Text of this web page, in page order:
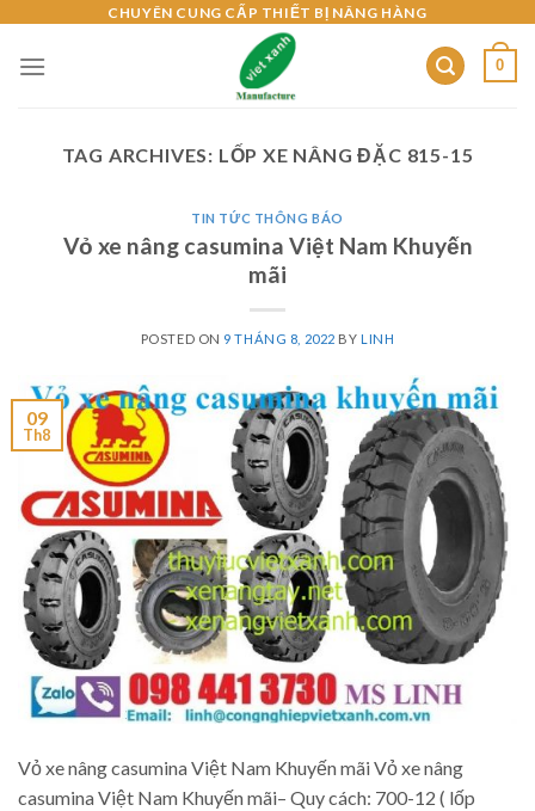
content
CHUYÊN CUNG CẤP THIẾT BỊ NÂNG HÀNG
0
TAG ARCHIVES: LỐP XE NÂNG ĐẶC 815-15
TIN TỨC THÔNG BÁO
Vỏ xe nâng casumina Việt Nam Khuyến
mãi
POSTED ON 9 THÁNG 8, 2022 BY LINH
09
Th8
Vỏ xe nâng casumina Việt Nam Khuyến mãi Vỏ xe nâng
casumina Việt Nam Khuyến mãi– Quy cách: 700-12 ( lốp